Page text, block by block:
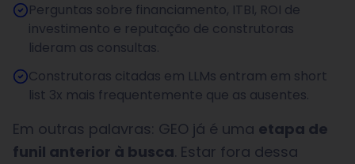
Perguntas sobre financiamento, ITBI, ROI de
investimento e reputação de construtoras
lideram as consultas.
Construtoras citadas em LLMs entram em short
list 3x mais frequentemente que as ausentes.
Em outras palavras: GEO já é uma etapa de
funil anterior à busca. Estar fora dessa